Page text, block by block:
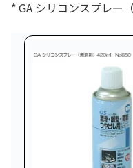
* GA シリコンスプレー